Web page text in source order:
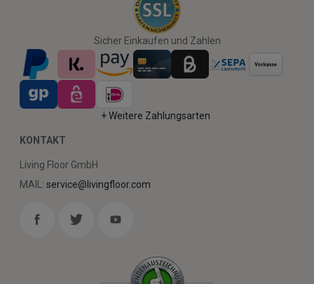
Sicher Einkaufen und Zahlen
+ Weitere Zahlungsarten
KONTAKT
Living Floor GmbH
MAIL: service@livingfloor.com